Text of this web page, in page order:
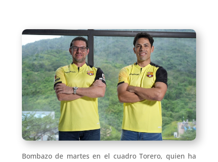
Bombazo de martes en el cuadro Torero, quien ha